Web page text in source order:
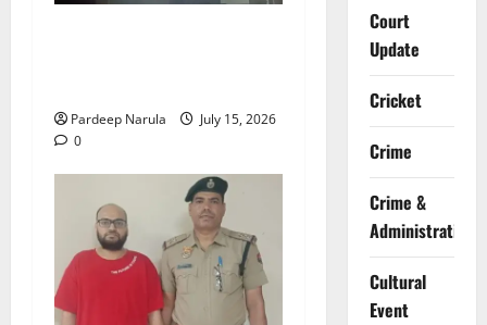
Pardeep Narula
July 15, 2026
0
Court
Update
Cricket
Crime
Crime &
Administration
Cultural
Event